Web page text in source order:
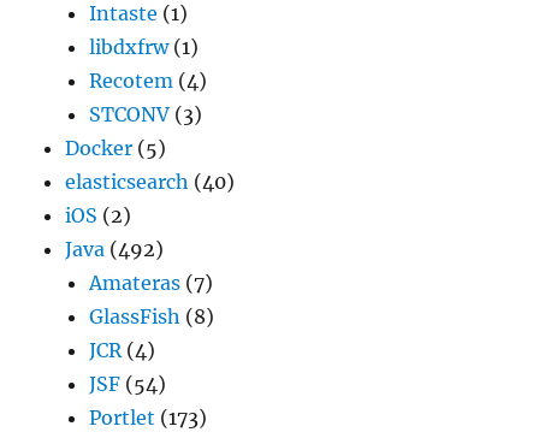
Intaste (1)
libdxfrw(1)
Recotem (4)
STCONV (3)
Docker (5)
elasticsearch (40)
iOS (2)
Java (492)
Amateras (7)
GlassFish (8)
JCR(4)
JSF (54)
Portlet (173)